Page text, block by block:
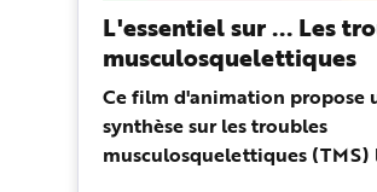
L'essentiel sur ... Les
musculosquelettiques
Ce film d'animation propose
synthèse sur les troubles
musculosquelettiques (TMS)